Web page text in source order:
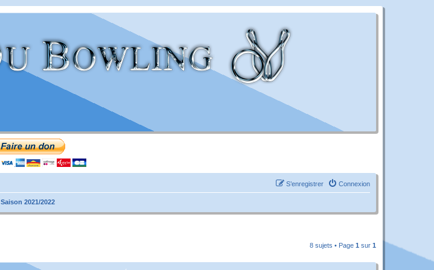
Connexion
S’enregistrer
Saison 2021/2022
8 sujets • Page 1 sur 1